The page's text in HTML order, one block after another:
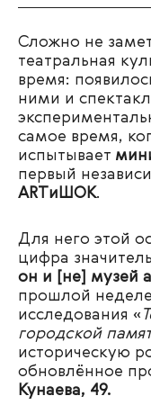
Сложно не
театральная
время:
ними и
самое время,
испытывает
первый
ARTиШОК.
Для него этой
цифра
он и [не] музей
прошлой
исследования «
городской
историческую
обновлённое
Кунаева, 49.